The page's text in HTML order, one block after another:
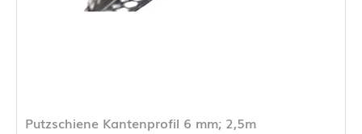
Putzschiene Kantenprofil 6 mm; 2,5m